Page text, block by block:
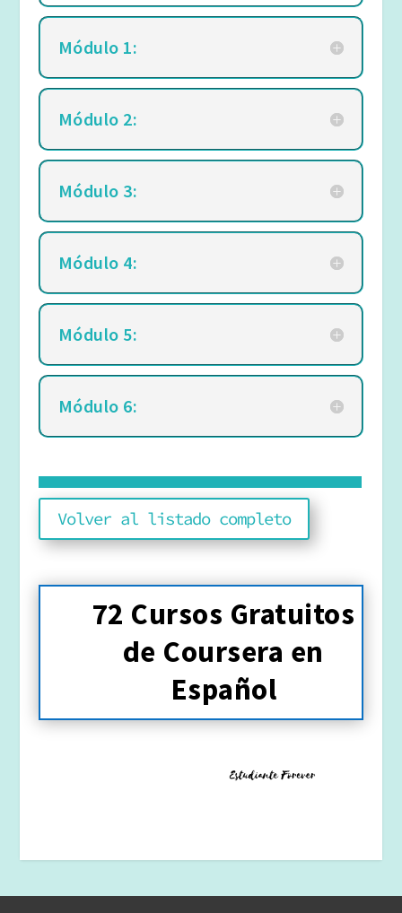
Módulo 1:
Módulo 2:
Módulo 3:
Módulo 4:
Módulo 5:
Módulo 6:
Volver al listado completo
72 Cursos Gratuitos
de Coursera en
Español